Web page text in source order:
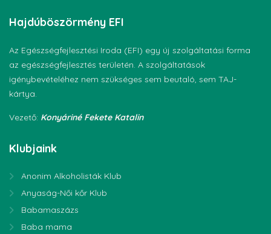
Hajdúböszörmény EFI
Az Egészségfejlesztési Iroda (EFI) egy új szolgáltatási forma
az egészségfejlesztés területén. A szolgáltatások
igénybevételéhez nem szükséges sem beutaló, sem TAJ-
kártya.
Vezető: Konyáriné Fekete Katalin
Klubjaink
Anonim Alkoholisták Klub
Anyaság-Női kőr Klub
Babamaszázs
Baba mama